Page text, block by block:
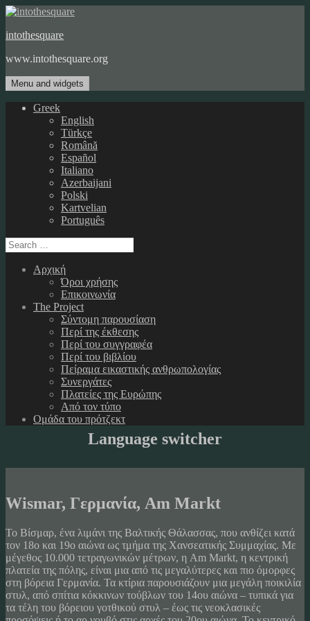
Skip
content
intothesquare
www.intothesquare.org
Menu and widgets
Greek
English
Türkçe
Română
Español
Italiano
Azerbaijani
Polski
Kartvelian
Português
Search
for:
Αρχική
Όροι χρήσης
Επικοινωνία
The Project
Σύντομη παρουσίαση
Περί της έκθεσης
Περί του συγγραφέα
Περί του βιβλίου
Πείραμα εικαστικής ανθρωπολογίας
Συνεργάτες
Πλατείες της Ευρώπης
Από τον τύπο
Ομάδα του πρότζεκτ
Language switcher
Wismar, Γερμανία, Am Markt
Το Βίσμαρ, ένα λιμάνι της Βαλτικής Θάλασσας, που ανθίζει κατά
τον 18ο και 19ο αιώνα ως τμήμα της Χανσεατικής Συμμαχίας. Με
μέγεθος 10.000 τετραγωνικών μέτρων, η Am Markt, η κεντρική
πλατεία της πόλης, είναι μια από τις μεγαλύτερες και πιο όμορφες
στη βόρεια Γερμανία. Τα κτίρια παρουσιάζουν μια μεγάλη ποικιλία
στυλ, από σπίτια κόκκινων τούβλων του 14ου αιώνα – τυπικά για
τα τέλη του βόρειου γοτθικού στυλ – έως τις νεοκλασικές